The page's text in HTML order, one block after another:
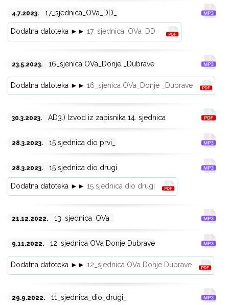
4.7.2023. 17_sjednica_OVa_DD_
Dodatna datoteka ►► 17_sjednica_OVa_DD_
23.5.2023. 16_sjenica OVa_Donje _Dubrave
Dodatna datoteka ►► 16_sjenica OVa_Donje _Dubrave
30.3.2023. AD3.) Izvod iz zapisnika 14. sjednica
28.3.2023. 15 sjednica dio prvi_
28.3.2023. 15 sjednica dio drugi
Dodatna datoteka ►► 15 sjednica dio drugi
21.12.2022. 13_sjednica_OVa_
9.11.2022. 12_sjednica OVa Donje Dubrave
Dodatna datoteka ►► 12_sjednica OVa Donje Dubrave
29.9.2022. 11_sjednica_dio_drugi_